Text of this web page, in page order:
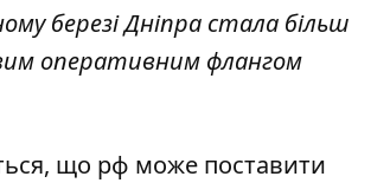
березі Дніпра стала більш
оперативним флангом
що рф може поставити